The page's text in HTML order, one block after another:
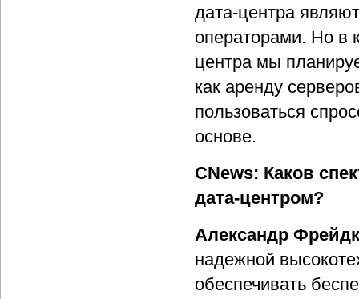
дата-центра
операторами. Но в
центра мы
как аренду
пользоваться
основе.
CNews: Каков
дата-центром?
Александр
надежной
обеспечивать